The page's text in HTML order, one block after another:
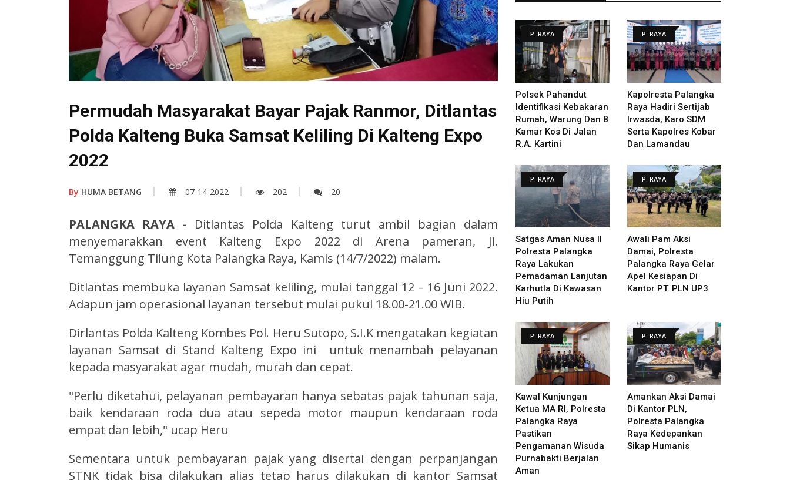
Permudah Masyarakat Bayar Pajak Ranmor, Ditlantas
Polda Kalteng Buka Samsat Keliling Di Kalteng Expo
2022
By HUMA BETANG 07-14-2022 202 20
PALANGKA RAYA - Ditlantas Polda Kalteng turut ambil bagian dalam
menyemarakkan event Kalteng Expo 2022 di Arena pameran, Jl.
Temanggung Tilung Kota Palangka Raya, Kamis (14/7/2022) malam.
Ditlantas membuka layanan Samsat keliling, mulai tanggal 12 – 16 Juni 2022.
Adapun jam operasional layanan tersebut mulai pukul 18.00-21.00 WIB.
Dirlantas Polda Kalteng Kombes Pol. Heru Sutopo, S.I.K mengatakan kegiatan
layanan Samsat di Stand Kalteng Expo ini untuk menambah pelayanan
kepada masyarakat agar mudah, murah dan cepat.
"Perlu diketahui, pelayanan pembayaran hanya sebatas pajak tahunan saja,
baik kendaraan roda dua atau sepeda motor maupun kendaraan roda
empat dan lebih," ucap Heru
Sementara untuk pembayaran pajak yang disertai dengan perpanjangan
STNK tidak bisa dilakukan alias tetap harus dilakukan di kantor Samsat
P. RAYA
Polsek Pahandut
Identifikasi Kebakaran
Rumah, Warung Dan 8
Kamar Kos Di Jalan
R.A. Kartini
P. RAYA
Kapolresta Palangka
Raya Hadiri Sertijab
Irwasda, Karo SDM
Serta Kapolres Kobar
Dan Lamandau
P. RAYA
Satgas Aman Nusa II
Polresta Palangka
Raya Lakukan
Pemadaman Lanjutan
Karhutla Di Kawasan
Hiu Putih
P. RAYA
Awali Pam Aksi
Damai, Polresta
Palangka Raya Gelar
Apel Kesiapan Di
Kantor PT. PLN UP3
P. RAYA
Kawal Kunjungan
Ketua MA RI, Polresta
Palangka Raya
Pastikan
Pengamanan Wisuda
Purnabakti Berjalan
Aman
P. RAYA
Amankan Aksi Damai
Di Kantor PLN,
Polresta Palangka
Raya Kedepankan
Sikap Humanis